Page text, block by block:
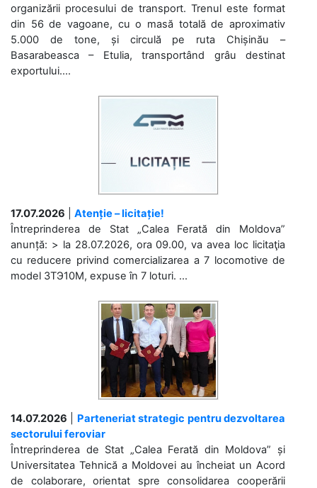
organizării procesului de transport. Trenul este format
din 56 de vagoane, cu o masă totală de aproximativ
5.000 de tone, și circulă pe ruta Chișinău –
Basarabeasca – Etulia, transportând grâu destinat
exportului....
17.07.2026
Atenție – licitație!
Întreprinderea de Stat „Calea Ferată din Moldova”
anunță: > la 28.07.2026, ora 09.00, va avea loc licitaţia
cu reducere privind comercializarea a 7 locomotive de
model 3ТЭ10М, expuse în 7 loturi. ...
14.07.2026
Parteneriat strategic pentru dezvoltarea
sectorului feroviar
Întreprinderea de Stat „Calea Ferată din Moldova” și
Universitatea Tehnică a Moldovei au încheiat un Acord
de colaborare, orientat spre consolidarea cooperării